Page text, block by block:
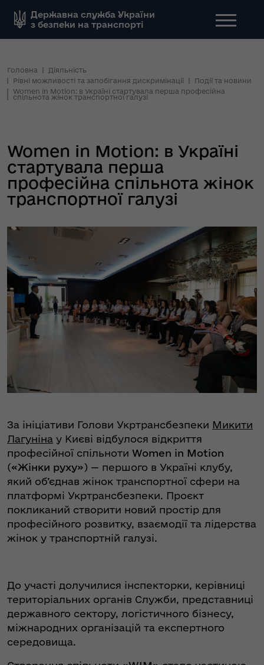
Державна служба України
з безпеки на транспорті
Головна
Діяльність
Рівні можливості та запобігання дискримінації
Події та новини
Women in Motion: в Україні стартувала перша професійна
спільнота жінок транспортної галузі
Women in Motion: в Україні
стартувала перша
професійна спільнота жінок
транспортної галузі
За ініціативи Голови Укртрансбезпеки Микити
Лагуніна у Києві відбулося відкриття
професійної спільноти Women in Motion
(«Жінки руху») — першого в Україні клубу,
який об’єднав жінок транспортної сфери на
платформі Укртрансбезпеки. Проєкт
покликаний створити новий простір для
професійного розвитку, взаємодії та лідерства
жінок у транспортній галузі.
До участі долучилися інспекторки, керівниці
територіальних органів Служби, представниці
державного сектору, логістичного бізнесу,
міжнародних організацій та експертного
середовища.